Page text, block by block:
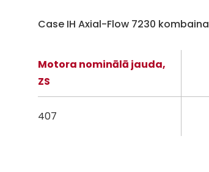
Case IH Axial-Flow 7230
Motora nominālā jauda,
ZS
407